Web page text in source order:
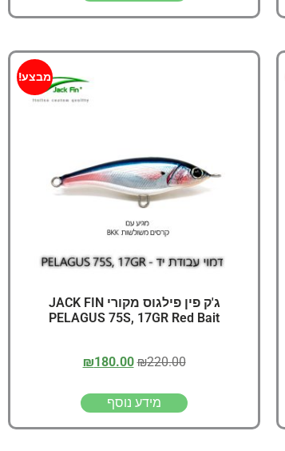
מבצע!
ג'ק פין פילגוס מקורי JACK FIN
PELAGUS 75S, 17GR Red Bait
₪220.00
₪180.00
מידע נוסף